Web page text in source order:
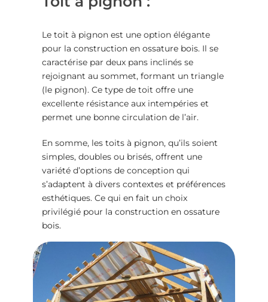
Le toit à pignon est une option élégante
pour la construction en ossature bois. Il se
caractérise par deux pans inclinés se
rejoignant au sommet, formant un triangle
(le pignon). Ce type de toit offre une
excellente résistance aux intempéries et
permet une bonne circulation de l’air.
En somme, les toits à pignon, qu’ils soient
simples, doubles ou brisés, offrent une
variété d’options de conception qui
s’adaptent à divers contextes et préférences
esthétiques. Ce qui en fait un choix
privilégié pour la construction en ossature
bois.